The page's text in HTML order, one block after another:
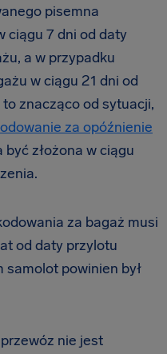
pisemna
ciągu 7 dni od daty
a w przypadku
w ciągu 21 dni od
znacząco od sytuacji,
za opóźnienie
złożona w ciągu
za bagaż musi
od daty przylotu
samolot powinien był
nie jest